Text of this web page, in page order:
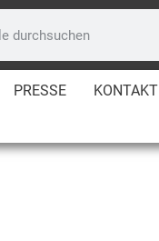
PRESSE KONTAKT